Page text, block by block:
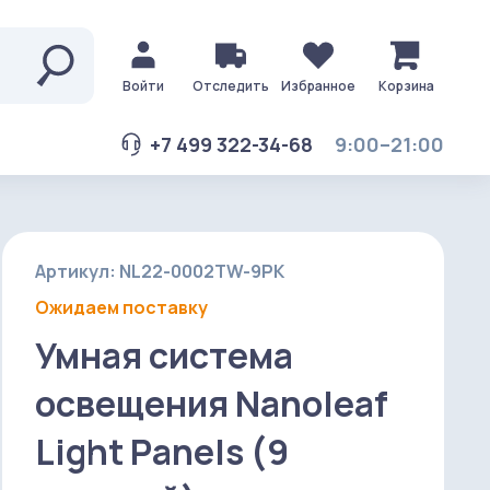
Войти Отследить Избранное Корзина
+7 499 322-34-68 9:00–21:00
Артикул: NL22-0002TW-9PK
Умная система
освещения Nanoleaf
Light Panels (9
Ожидаем поставку